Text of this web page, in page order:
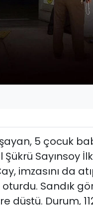
5 çocuk
Şükrü Sayınsoy
imzasını da
Sandık
düştü. Durum,